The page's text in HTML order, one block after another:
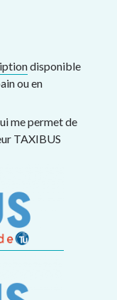
disponible
ou en
me permet de
TAXIBUS